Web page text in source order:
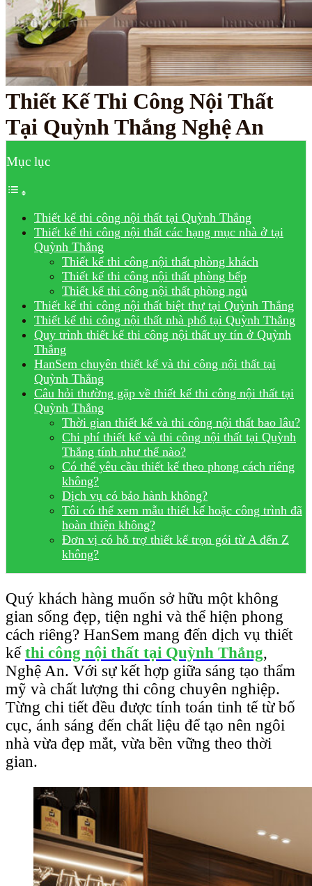
Thiết Kế Thi Công Nội Thất
Tại Quỳnh Thắng Nghệ An
Mục lục
Thiết kế thi công nội thất tại Quỳnh Thắng
Thiết kế thi công nội thất các hạng mục nhà ở tại
Quỳnh Thắng
Thiết kế thi công nội thất phòng khách
Thiết kế thi công nội thất phòng bếp
Thiết kế thi công nội thất phòng ngủ
Thiết kế thi công nội thất biệt thự tại Quỳnh Thắng
Thiết kế thi công nội thất nhà phố tại Quỳnh Thắng
Quy trình thiết kế thi công nội thất uy tín ở Quỳnh
Thắng
HanSem chuyên thiết kế và thi công nội thất tại
Quỳnh Thắng
Câu hỏi thường gặp về thiết kế thi công nội thất tại
Quỳnh Thắng
Thời gian thiết kế và thi công nội thất bao lâu?
Chi phí thiết kế và thi công nội thất tại Quỳnh
Thắng tính như thế nào?
Có thể yêu cầu thiết kế theo phong cách riêng
không?
Dịch vụ có bảo hành không?
Tôi có thể xem mẫu thiết kế hoặc công trình đã
hoàn thiện không?
Đơn vị có hỗ trợ thiết kế trọn gói từ A đến Z
không?
Quý khách hàng muốn sở hữu một không
gian sống đẹp, tiện nghi và thể hiện phong
cách riêng? HanSem mang đến dịch vụ thiết
kế thi công nội thất tại Quỳnh Thắng,
Nghệ An. Với sự kết hợp giữa sáng tạo thẩm
mỹ và chất lượng thi công chuyên nghiệp.
Từng chi tiết đều được tính toán tinh tế từ bố
cục, ánh sáng đến chất liệu để tạo nên ngôi
nhà vừa đẹp mắt, vừa bền vững theo thời
gian.